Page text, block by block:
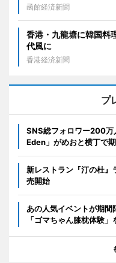
函館経済新聞
香港・九龍塘に韓国
代風に
香港経済新聞
プ
SNS総フォロワー200
Eden」がめおと横丁で
新レストラン『汀の杜』
売開始
あの人気イベントが期
「ゴマちゃん膝枕体験」